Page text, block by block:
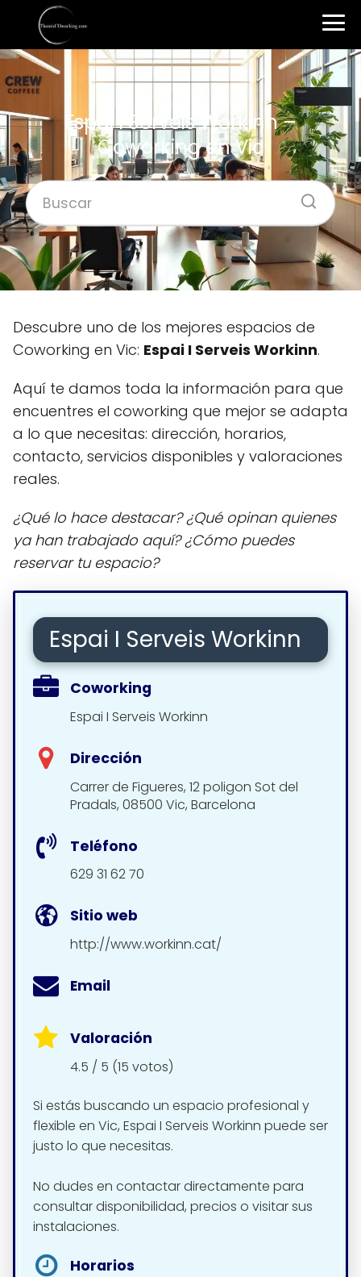
Espai I Serveis Workinn –
Coworking en Vic
Descubre uno de los mejores espacios de
Coworking en Vic: Espai I Serveis Workinn.
Aquí te damos toda la información para que
encuentres el coworking que mejor se adapta
a lo que necesitas: dirección, horarios,
contacto, servicios disponibles y valoraciones
reales.
¿Qué lo hace destacar? ¿Qué opinan quienes
ya han trabajado aquí? ¿Cómo puedes
reservar tu espacio?
Espai I Serveis Workinn
Coworking
Espai I Serveis Workinn
Dirección
Carrer de Figueres, 12 poligon Sot del
Pradals, 08500 Vic, Barcelona
Teléfono
629 31 62 70
Sitio web
http://www.workinn.cat/
Email
Valoración
4.5 / 5 (15 votos)
Si estás buscando un espacio profesional y
flexible en Vic, Espai I Serveis Workinn puede ser
justo lo que necesitas.
No dudes en contactar directamente para
consultar disponibilidad, precios o visitar sus
instalaciones.
Horarios